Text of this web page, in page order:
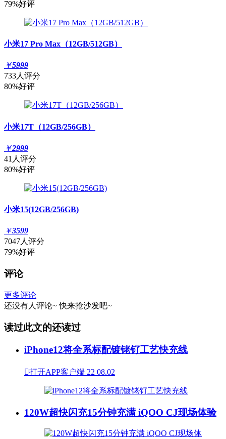
79%好评
小米17 Pro Max（12GB/512GB）
￥5999
733人评分
80%好评
小米17T（12GB/256GB）
￥2999
41人评分
80%好评
小米15(12GB/256GB)
￥3599
7047人评分
79%好评
评论
更多评论
还没有人评论~ 快来抢沙发吧~
读过此文的还读过
iPhone12将全系标配镀铑钌工艺快充线
打开APP客户端 22 08.02
120W超快闪充15分钟充满 iQOO CJ现场体验